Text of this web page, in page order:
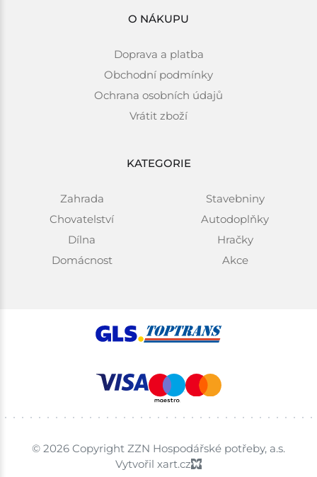
O NÁKUPU
Doprava a platba
Obchodní podmínky
Ochrana osobních údajů
Vrátit zboží
KATEGORIE
Zahrada
Chovatelství
Dílna
Domácnost
Stavebniny
Autodoplňky
Hračky
Akce
© 2026 Copyright ZZN Hospodářské potřeby, a.s.
Vytvořil xart.cz